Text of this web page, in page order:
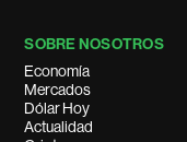
SOBRE NOSOTROS
Economía
Mercados
Dólar Hoy
Actualidad